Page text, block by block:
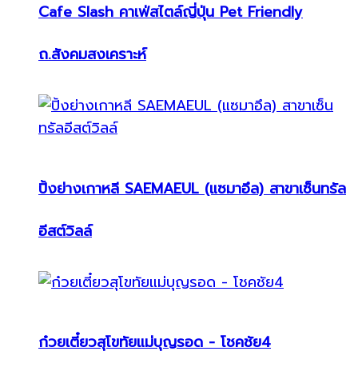
Cafe Slash คาเฟ่สไตล์ญี่ปุ่น Pet Friendly
ถ.สังคมสงเคราะห์
ปิ้งย่างเกาหลี SAEMAEUL (แซมาอึล) สาขาเซ็นทรัล
อีสต์วิลล์
ก๋วยเตี๋ยวสุโขทัยแม่บุญรอด - โชคชัย4